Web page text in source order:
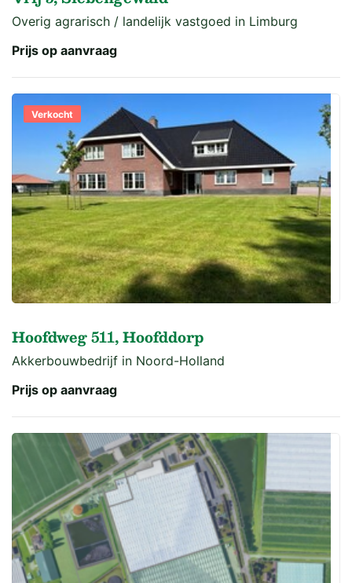
Overig agrarisch / landelijk vastgoed in Limburg
Prijs op aanvraag
Verkocht
Hoofdweg 511, Hoofddorp
Akkerbouwbedrijf in Noord-Holland
Prijs op aanvraag